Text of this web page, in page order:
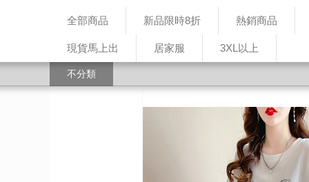
全部商品 新品限時8折 熱銷商品
現貨馬上出 居家服 3XL以上
不分類